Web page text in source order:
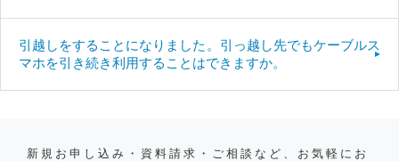
引越しをすることになりました。引っ越し先でもケーブルス
マホを引き続き利用することはできますか。
新規お申し込み・資料請求・ご相談など、お気軽にお